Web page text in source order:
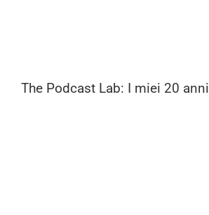
The Podcast Lab: I miei 20 anni